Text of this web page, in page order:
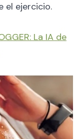
el ejercicio.
La IA de